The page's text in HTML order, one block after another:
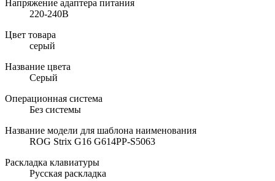
Напряжение адаптера питания
220-240В
Цвет товара
серый
Название цвета
Серый
Операционная система
Без системы
Название модели для шаблона наименования
ROG Strix G16 G614PP-S5063
Раскладка клавиатуры
Русская раскладка